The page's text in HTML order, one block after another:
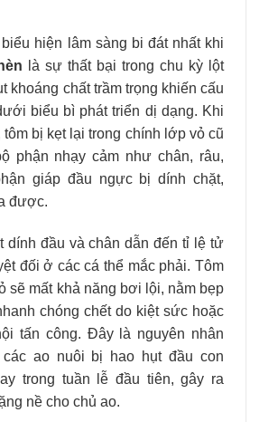
hiện lâm sàng bi đát nhất khi
là sự thất bại trong chu kỳ lột
khoáng chất trầm trọng khiến cấu
biểu bì phát triển dị dạng. Khi
bị kẹt lại trong chính lớp vỏ cũ
phận nhạy cảm như chân, râu,
giáp đầu ngực bị dính chặt,
được.
dính đầu và chân dẫn đến tỉ lệ tử
đối ở các cá thể mắc phải. Tôm
sẽ mất khả năng bơi lội, nằm bẹp
chóng chết do kiệt sức hoặc
tấn công. Đây là nguyên nhân
các ao nuôi bị hao hụt đầu con
trong tuần lễ đầu tiên, gây ra
nề cho chủ ao.